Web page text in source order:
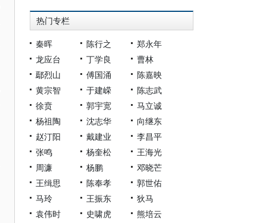
热门专栏
秦晖 陈行之
郑永年
龙应台
丁学良
曹林
鄢烈山
傅国涌
陈嘉映
黄宗智
于建嵘
陈志武
徐贲
郭宇宽
马立诚
杨祖陶
沈志华
向继东
赵汀阳
戴建业
李昌平
张鸣
杨奎松
王海光
周濂
杨鹏
邓晓芒
王缉思
陈奉孝
郭世佑
马玲
王振东
狄马
袁伟时
史啸虎
熊培云